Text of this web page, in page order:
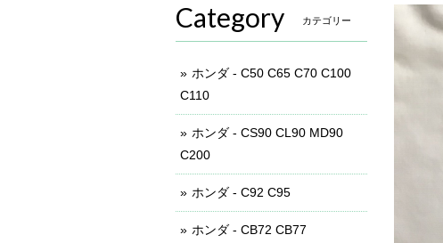
Category カテゴリー
ホンダ - C50 C65 C70 C100
C110
ホンダ - CS90 CL90 MD90
C200
ホンダ - C92 C95
ホンダ - CB72 CB77